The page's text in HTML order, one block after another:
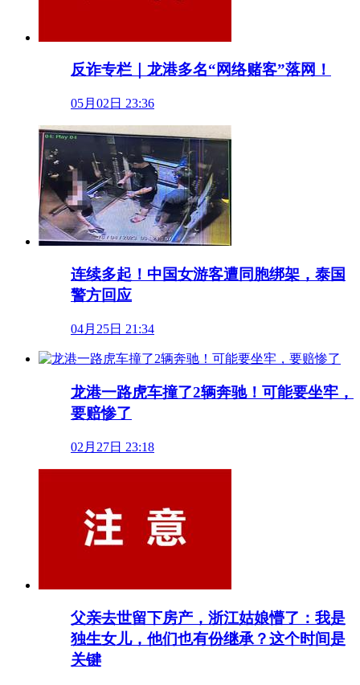
反诈专栏｜龙港多名“网络赌客”落网！
05月02日 23:36
连续多起！中国女游客遭同胞绑架，泰国
警方回应
04月25日 21:34
龙港一路虎车撞了2辆奔驰！可能要坐牢，
要赔惨了
02月27日 23:18
父亲去世留下房产，浙江姑娘懵了：我是
独生女儿，他们也有份继承？这个时间是
关键